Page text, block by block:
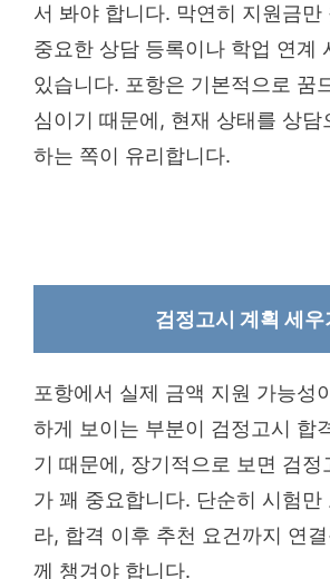
서 봐야 합니다. 막연히 지원금만
중요한 상담 등록이나 학업 연계
있습니다. 포항은 기본적으로 꿈
심이기 때문에, 현재 상태를 상담
하는 쪽이 유리합니다.
검정고시 계획 세우
포항에서 실제 금액 지원 가능성
하게 보이는 부분이 검정고시 합
기 때문에, 장기적으로 보면 검정
가 꽤 중요합니다. 단순히 시험만
라, 합격 이후 추천 요건까지 연
께 챙겨야 합니다.